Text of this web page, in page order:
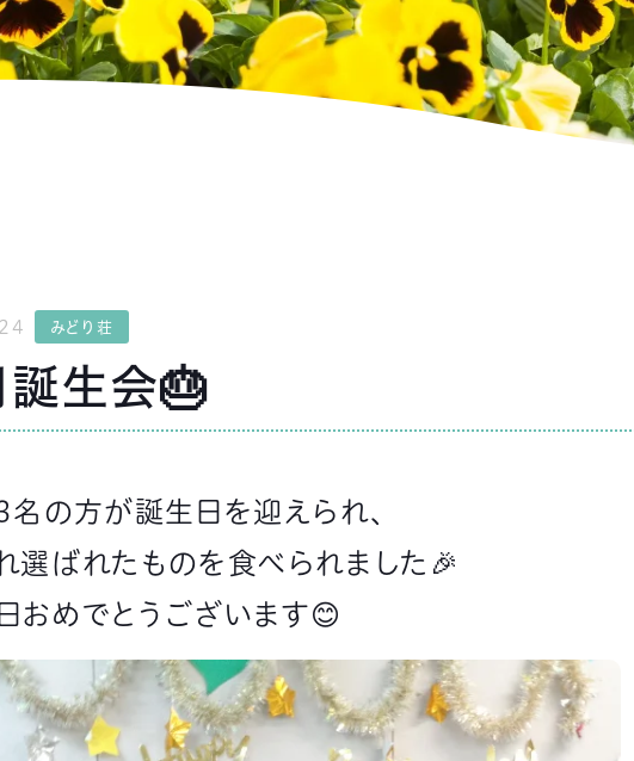
みどり荘
誕生会🎂
の方が誕生日を迎えられ、
選ばれたものを食べられました🎉
おめでとうございます😊